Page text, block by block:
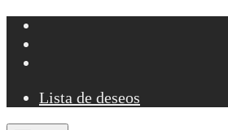
Lista de deseos